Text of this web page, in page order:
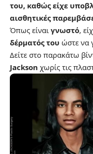
του, καθώς είχε
αισθητικές
Όπως είναι γνωστό,
δέρματός του ώστε να
Δείτε στο παρακάτω
Jackson χωρίς τις